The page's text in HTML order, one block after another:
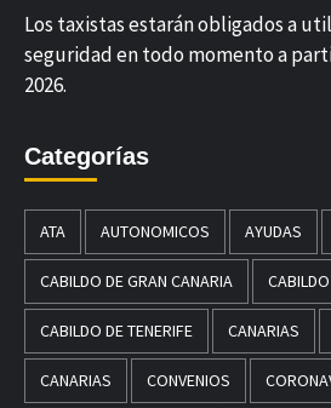
Los taxistas estarán obligados a
seguridad en todo momento a
2026.
Categorías
ATA AUTONOMICOS AYUDAS
CABILDO DE GRAN CANARIA
CABILDO DE TENERIFE CANARIAS
CANARIAS CONVENIOS